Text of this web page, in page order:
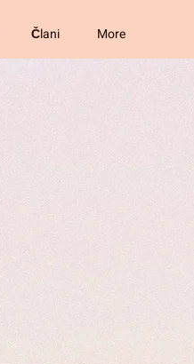
Člani More